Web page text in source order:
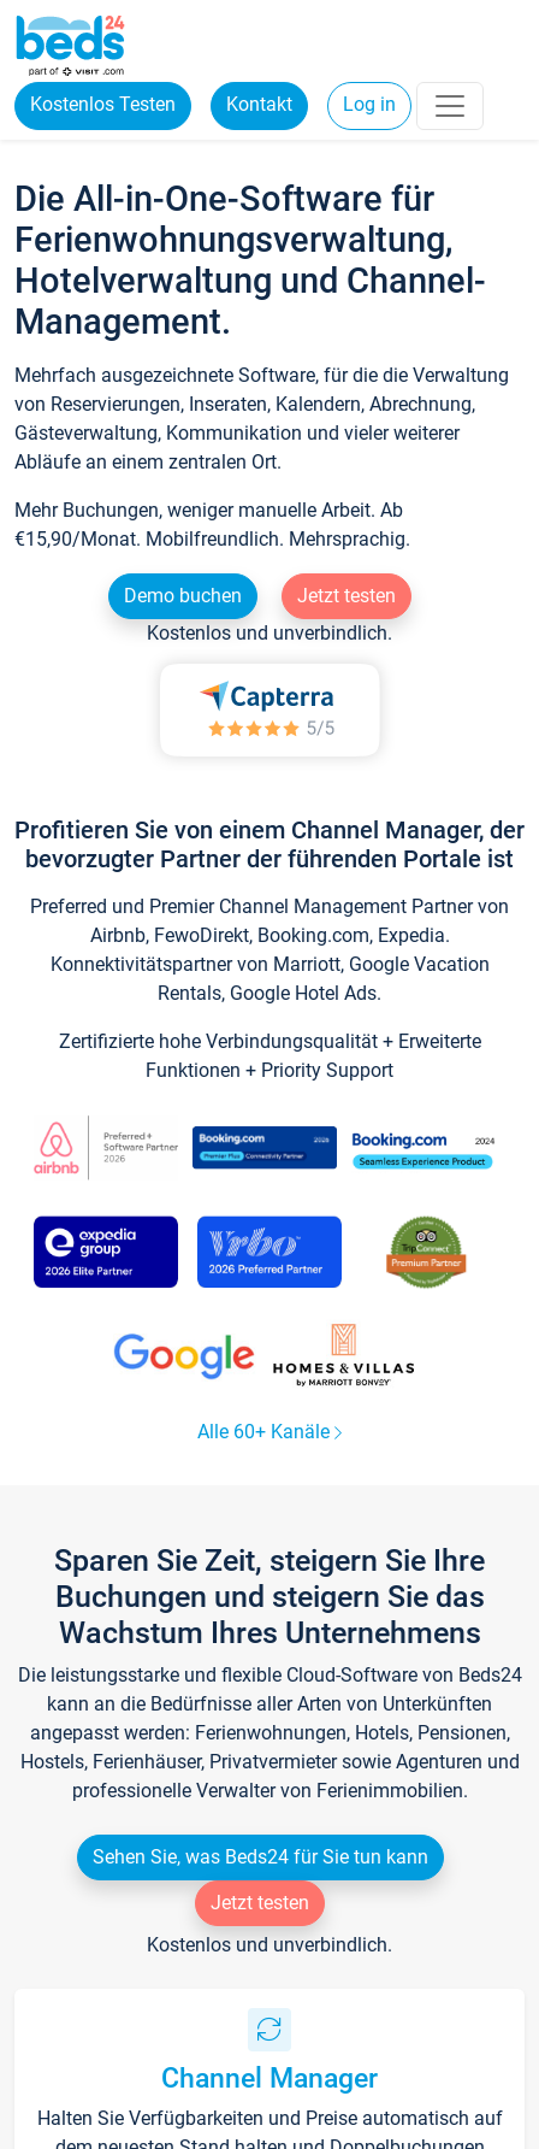
Kostenlos Testen Kontakt Log in
Die All-in-One-Software für
Ferienwohnungsverwaltung,
Hotelverwaltung und Channel-
Management.
Mehrfach ausgezeichnete Software, für die die Verwaltung
von Reservierungen, Inseraten, Kalendern, Abrechnung,
Gästeverwaltung, Kommunikation und vieler weiterer
Abläufe an einem zentralen Ort.
Mehr Buchungen, weniger manuelle Arbeit. Ab
€15,90/Monat. Mobilfreundlich. Mehrsprachig.
Demo buchen
Jetzt testen
Kostenlos und unverbindlich.
Profitieren Sie von einem Channel Manager, der
bevorzugter Partner der führenden Portale ist
Preferred und Premier Channel Management Partner von
Airbnb, FewoDirekt, Booking.com, Expedia.
Konnektivitätspartner von Marriott, Google Vacation
Rentals, Google Hotel Ads.
Zertifizierte hohe Verbindungsqualität + Erweiterte
Funktionen + Priority Support
Alle 60+ Kanäle
Sparen Sie Zeit, steigern Sie Ihre
Buchungen und steigern Sie das
Wachstum Ihres Unternehmens
Die leistungsstarke und flexible Cloud-Software von Beds24
kann an die Bedürfnisse aller Arten von Unterkünften
angepasst werden: Ferienwohnungen, Hotels, Pensionen,
Hostels, Ferienhäuser, Privatvermieter sowie Agenturen und
professionelle Verwalter von Ferienimmobilien.
Sehen Sie, was Beds24 für Sie tun kann
Jetzt testen
Kostenlos und unverbindlich.
Channel Manager
Halten Sie Verfügbarkeiten und Preise automatisch auf